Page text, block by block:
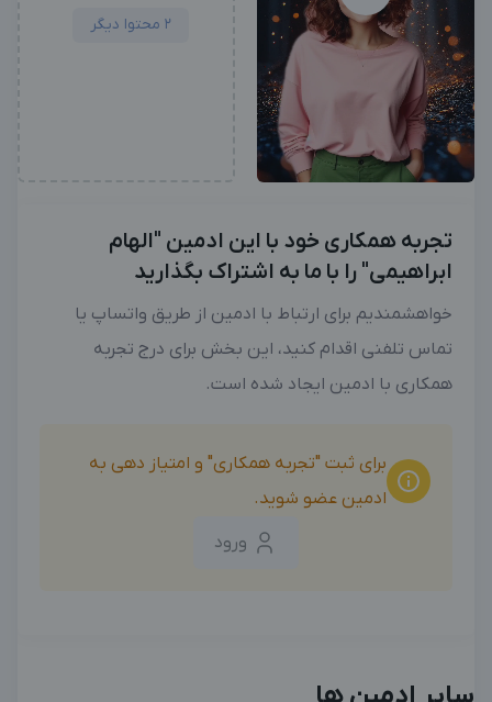
2 محتوا دیگر
تجربه همکاری خود با این ادمین "الهام
ابراهیمی" را با ما به اشتراک بگذارید
خواهشمندیم برای ارتباط با ادمین از طریق واتساپ یا
تماس تلفنی اقدام کنید، این بخش برای درج تجربه
همکاری با ادمین ایجاد شده است.
برای ثبت "تجربه همکاری" و امتیاز دهی به
ادمین عضو شوید.
ورود